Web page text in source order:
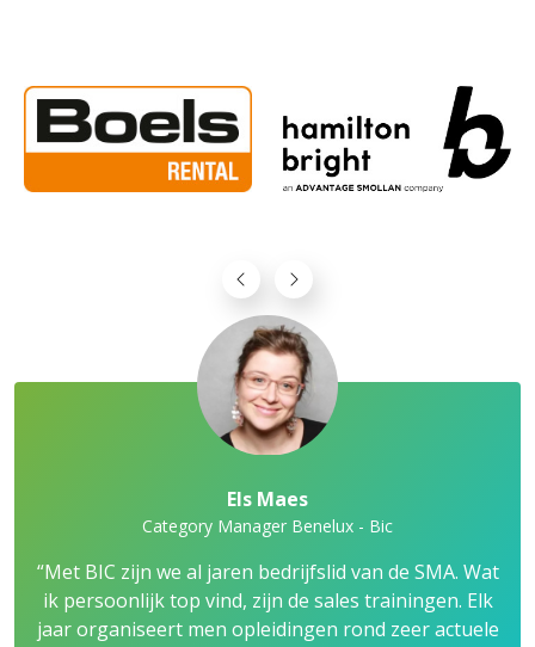
Els Maes
Category Manager Benelux - Bic
“Met BIC zijn we al jaren bedrijfslid van de SMA. Wat
ik persoonlijk top vind, zijn de sales trainingen. Elk
jaar organiseert men opleidingen rond zeer actuele